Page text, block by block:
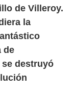
de Villeroy.
la
de
se destruyó